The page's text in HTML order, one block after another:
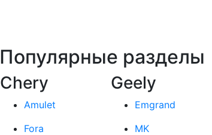
Популярные разделы
Chery
Amulet
Fora
Geely
Emgrand
MK